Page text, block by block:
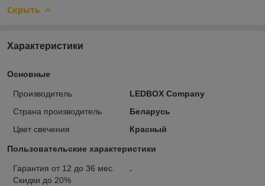
Скрыть
Характеристики
Основные
Производитель
LEDBOX Company
Страна производитель
Беларусь
Цвет свечения
Красный
Пользовательские характеристики
Гарантия от 12 до 36 мес.
Скидки до 20%
.